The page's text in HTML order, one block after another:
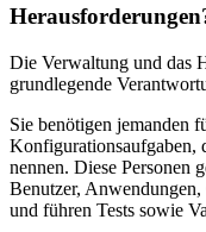
Die Verwaltung und das
grundlegende
Sie benötigen jemanden
Konfigurationsaufgaben,
nennen. Diese Personen
Benutzer,
und führen Tests sowie